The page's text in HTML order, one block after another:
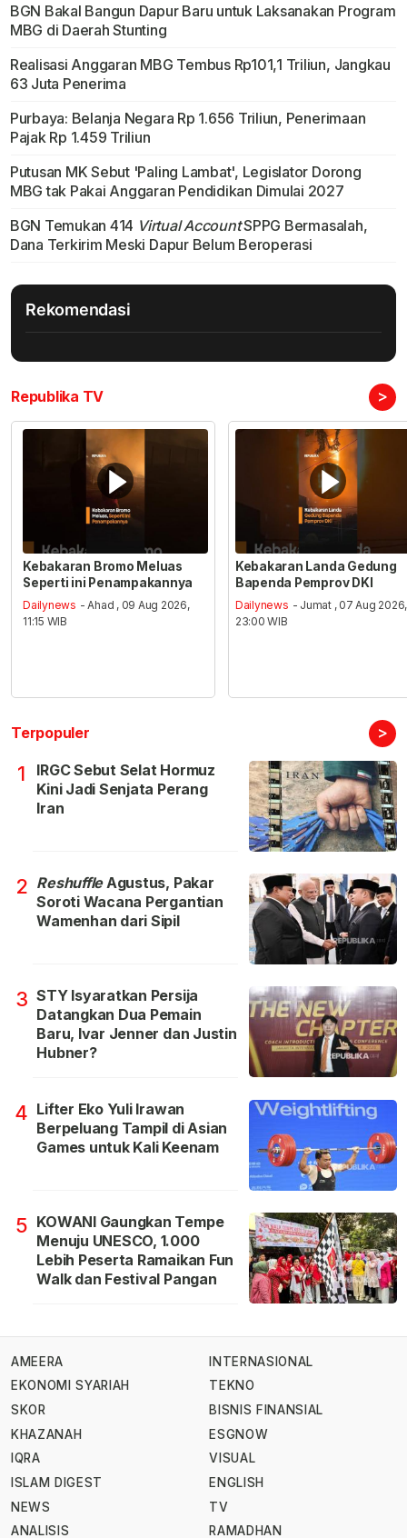
BGN Bakal Bangun Dapur Baru untuk Laksanakan Program
MBG di Daerah Stunting
Realisasi Anggaran MBG Tembus Rp101,1 Triliun, Jangkau
63 Juta Penerima
Purbaya: Belanja Negara Rp 1.656 Triliun, Penerimaan
Pajak Rp 1.459 Triliun
Putusan MK Sebut 'Paling Lambat', Legislator Dorong
MBG tak Pakai Anggaran Pendidikan Dimulai 2027
BGN Temukan 414 Virtual AccountSPPG Bermasalah,
Dana Terkirim Meski Dapur Belum Beroperasi
Rekomendasi
Republika TV >
Kebakaran Bromo Meluas
Seperti ini Penampakannya
Dailynews - Ahad , 09 Aug 2026,
11:15 WIB
Kebakaran Landa Gedung
Bapenda Pemprov DKI
Dailynews - Jumat , 07 Aug 2026,
23:00 WIB
Terpopuler >
1
IRGC Sebut Selat Hormuz
Kini Jadi Senjata Perang
Iran
2 ReshuffleAgustus, Pakar
Soroti Wacana Pergantian
Wamenhan dari Sipil
3 STY Isyaratkan Persija
Datangkan Dua Pemain
Baru, Ivar Jenner dan Justin
Hubner?
4 Lifter Eko Yuli Irawan
Berpeluang Tampil di Asian
Games untuk Kali Keenam
5 KOWANI Gaungkan Tempe
Menuju UNESCO, 1.000
Lebih Peserta Ramaikan Fun
Walk dan Festival Pangan
AMEERA
EKONOMI SYARIAH
SKOR
KHAZANAH
IQRA
ISLAM DIGEST
NEWS
ANALISIS
INTERNASIONAL
TEKNO
BISNIS FINANSIAL
ESGNOW
VISUAL
ENGLISH
TV
RAMADHAN